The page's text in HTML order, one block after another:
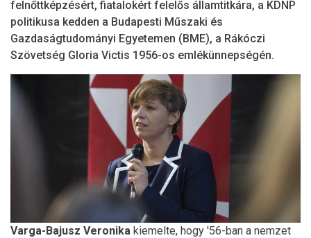
felnőttképzésért, fiatalokért felelős államtitkára, a KDNP
politikusa kedden a Budapesti Műszaki és
Gazdaságtudományi Egyetemen (BME), a Rákóczi
Szövetség Gloria Victis 1956-os emlékünnepségén.
Varga-Bajusz Veronika kiemelte, hogy '56-ban a nemzet